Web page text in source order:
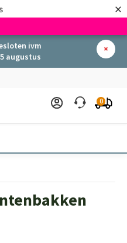
×
ivm
augustus
0